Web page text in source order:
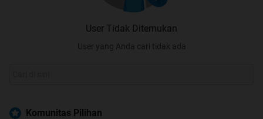
User Tidak Ditemukan
User yang Anda cari tidak ada
Komunitas Pilihan